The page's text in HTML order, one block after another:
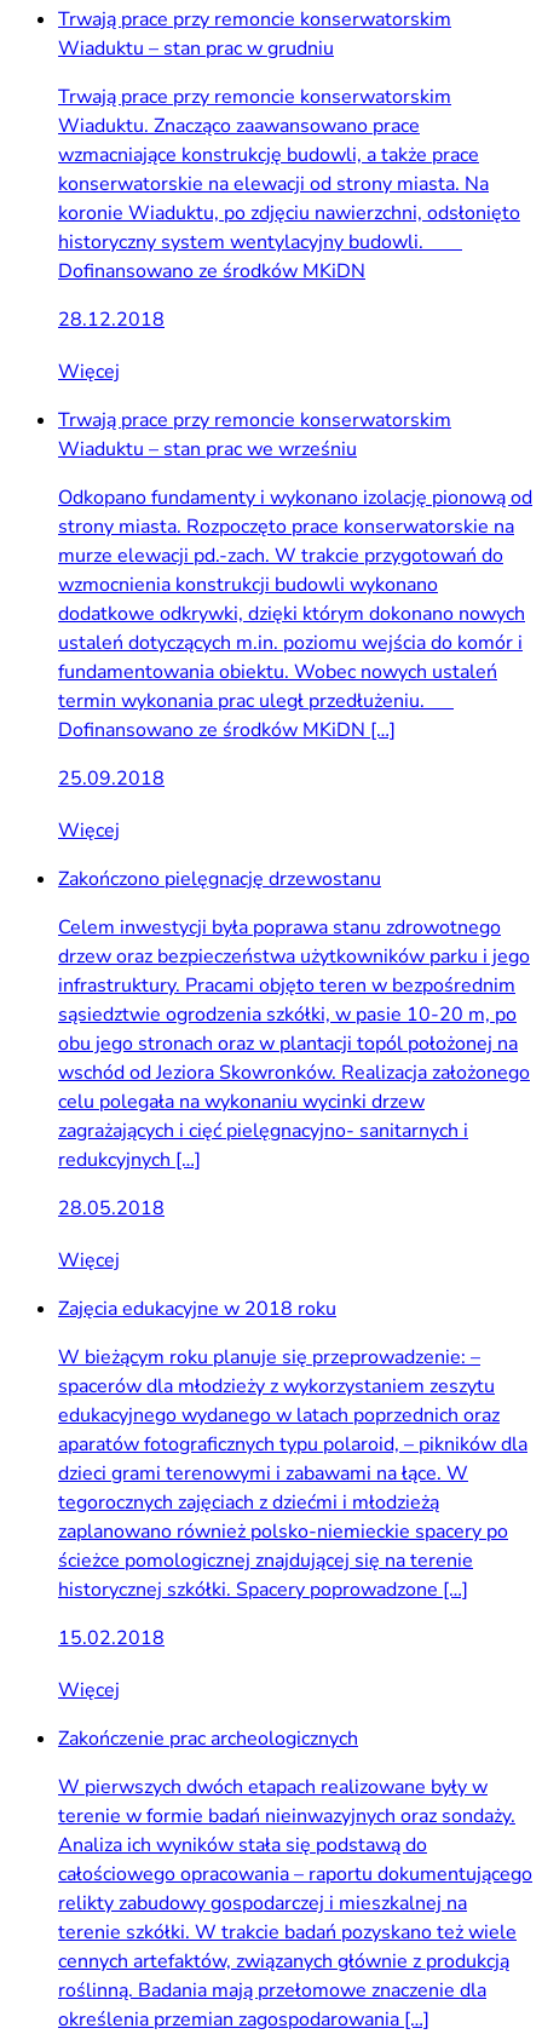
Trwają prace przy remoncie konserwatorskim
Wiaduktu – stan prac w grudniu
Trwają prace przy remoncie konserwatorskim
Wiaduktu. Znacząco zaawansowano prace
wzmacniające konstrukcję budowli, a także prace
konserwatorskie na elewacji od strony miasta. Na
koronie Wiaduktu, po zdjęciu nawierzchni, odsłonięto
historyczny system wentylacyjny budowli.
Dofinansowano ze środków MKiDN
28.12.2018
Więcej
Trwają prace przy remoncie konserwatorskim
Wiaduktu – stan prac we wrześniu
Odkopano fundamenty i wykonano izolację pionową od
strony miasta. Rozpoczęto prace konserwatorskie na
murze elewacji pd.-zach. W trakcie przygotowań do
wzmocnienia konstrukcji budowli wykonano
dodatkowe odkrywki, dzięki którym dokonano nowych
ustaleń dotyczących m.in. poziomu wejścia do komór i
fundamentowania obiektu. Wobec nowych ustaleń
termin wykonania prac uległ przedłużeniu.
Dofinansowano ze środków MKiDN […]
25.09.2018
Więcej
Zakończono pielęgnację drzewostanu
Celem inwestycji była poprawa stanu zdrowotnego
drzew oraz bezpieczeństwa użytkowników parku i jego
infrastruktury. Pracami objęto teren w bezpośrednim
sąsiedztwie ogrodzenia szkółki, w pasie 10-20 m, po
obu jego stronach oraz w plantacji topól położonej na
wschód od Jeziora Skowronków. Realizacja założonego
celu polegała na wykonaniu wycinki drzew
zagrażających i cięć pielęgnacyjno- sanitarnych i
redukcyjnych […]
28.05.2018
Więcej
Zajęcia edukacyjne w 2018 roku
W bieżącym roku planuje się przeprowadzenie: –
spacerów dla młodzieży z wykorzystaniem zeszytu
edukacyjnego wydanego w latach poprzednich oraz
aparatów fotograficznych typu polaroid, – pikników dla
dzieci grami terenowymi i zabawami na łące. W
tegorocznych zajęciach z dziećmi i młodzieżą
zaplanowano również polsko-niemieckie spacery po
ścieżce pomologicznej znajdującej się na terenie
historycznej szkółki. Spacery poprowadzone […]
15.02.2018
Więcej
Zakończenie prac archeologicznych
W pierwszych dwóch etapach realizowane były w
terenie w formie badań nieinwazyjnych oraz sondaży.
Analiza ich wyników stała się podstawą do
całościowego opracowania – raportu dokumentującego
relikty zabudowy gospodarczej i mieszkalnej na
terenie szkółki. W trakcie badań pozyskano też wiele
cennych artefaktów, związanych głównie z produkcją
roślinną. Badania mają przełomowe znaczenie dla
określenia przemian zagospodarowania […]